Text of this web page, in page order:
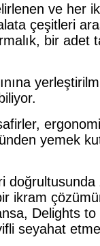
ve her
çeşitleri
bir adet
yemek
ikram
Delights to
seyahat